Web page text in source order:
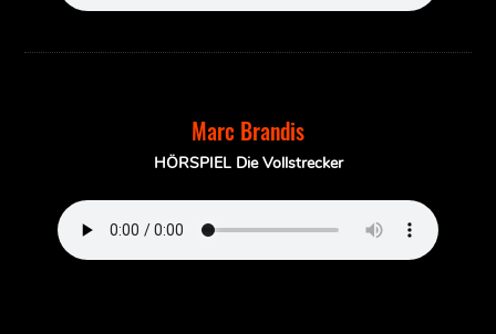
Marc Brandis